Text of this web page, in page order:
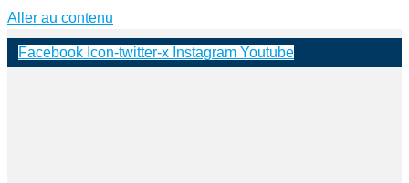
Aller au contenu
Facebook Icon-twitter-x Instagram Youtube